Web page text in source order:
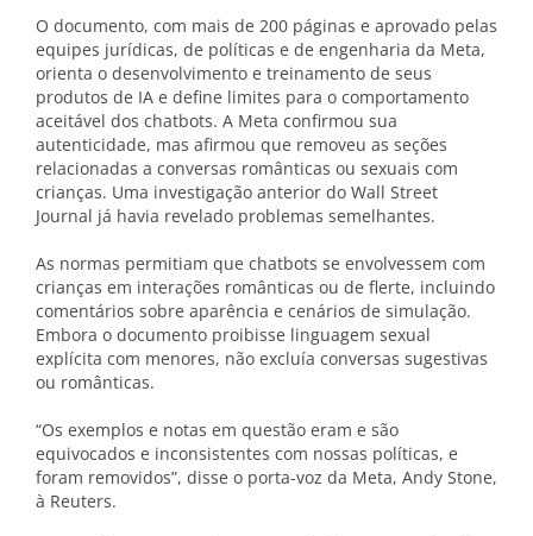
O documento, com mais de 200 páginas e aprovado pelas
equipes jurídicas, de políticas e de engenharia da Meta,
orienta o desenvolvimento e treinamento de seus
produtos de IA e define limites para o comportamento
aceitável dos chatbots. A Meta confirmou sua
autenticidade, mas afirmou que removeu as seções
relacionadas a conversas românticas ou sexuais com
crianças. Uma investigação anterior do Wall Street
Journal já havia revelado problemas semelhantes.
As normas permitiam que chatbots se envolvessem com
crianças em interações românticas ou de flerte, incluindo
comentários sobre aparência e cenários de simulação.
Embora o documento proibisse linguagem sexual
explícita com menores, não excluía conversas sugestivas
ou românticas.
“Os exemplos e notas em questão eram e são
equivocados e inconsistentes com nossas políticas, e
foram removidos”, disse o porta-voz da Meta, Andy Stone,
à Reuters.